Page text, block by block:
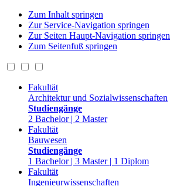
Zum Inhalt springen
Zur Service-Navigation springen
Zur Seiten Haupt-Navigation springen
Zum Seitenfuß springen
Fakultät
Architektur und Sozialwissenschaften
Studiengänge
2 Bachelor | 2 Master
Fakultät
Bauwesen
Studiengänge
1 Bachelor | 3 Master | 1 Diplom
Fakultät
Ingenieurwissenschaften